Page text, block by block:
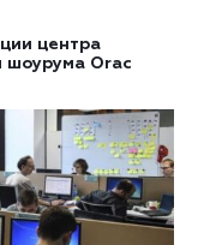
центра
шоурума Orac